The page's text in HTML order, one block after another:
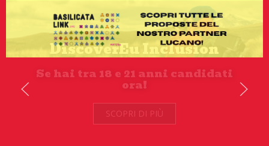
SCOPRI DI PIÙ